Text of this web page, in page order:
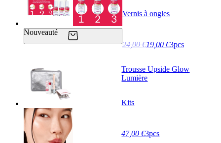
Nouveauté
Vernis à ongles
24,00 €19,00 €3pcs
Trousse Upside Glow
Lumière
Kits
47,00 €3pcs